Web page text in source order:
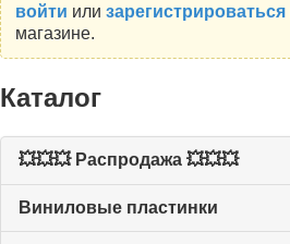
войти или зарегистрироваться
магазине.
Каталог
💥💥💥 Распродажа 💥💥💥
Виниловые пластинки